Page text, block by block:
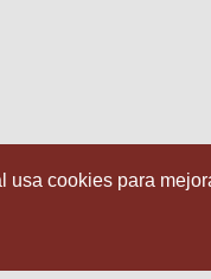
usa cookies para